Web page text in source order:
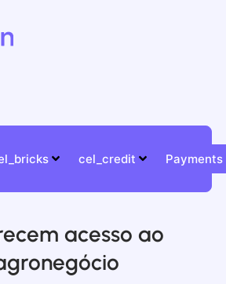
cel_credit Payments
acesso ao